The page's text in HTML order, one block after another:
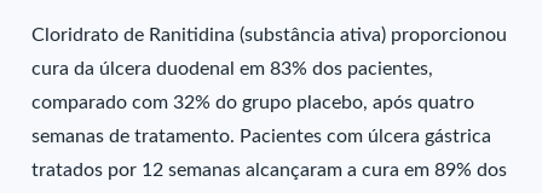
Cloridrato de Ranitidina (substância ativa) proporcionou
cura da úlcera duodenal em 83% dos pacientes,
comparado com 32% do grupo placebo, após quatro
semanas de tratamento. Pacientes com úlcera gástrica
tratados por 12 semanas alcançaram a cura em 89% dos